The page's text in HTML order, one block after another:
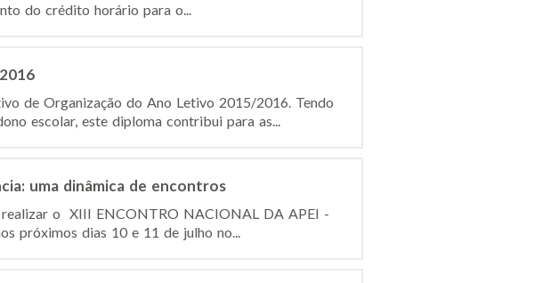
do crédito horário para o...
de Organização do Ano Letivo 2015/2016. Tendo
escolar, este diploma contribui para as...
uma dinâmica de encontros
realizar o XIII ENCONTRO NACIONAL DA APEI -
próximos dias 10 e 11 de julho no...